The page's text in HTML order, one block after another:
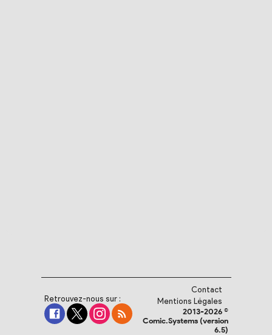
Retrouvez-nous sur :
Contact
Mentions Légales
2013-2026 ©
Comic.Systems (version
6.5)